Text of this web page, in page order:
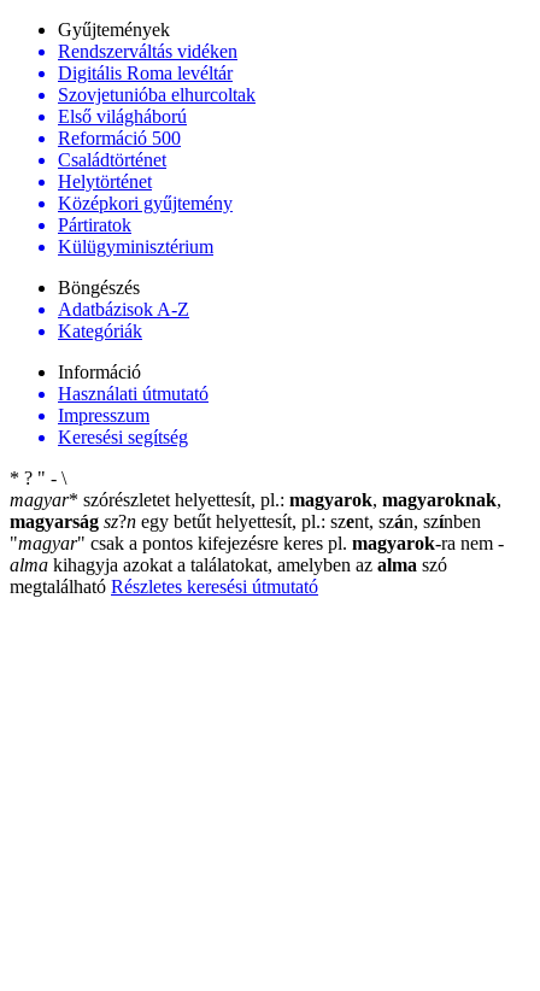
Gyűjtemények
Rendszerváltás vidéken
Digitális Roma levéltár
Szovjetunióba elhurcoltak
Első világháború
Reformáció 500
Családtörténet
Helytörténet
Középkori gyűjtemény
Pártiratok
Külügyminisztérium
Böngészés
Adatbázisok A-Z
Kategóriák
Információ
Használati útmutató
Impresszum
Keresési segítség
* ? " - \
magyar* szórészletet helyettesít, pl.: magyarok, magyaroknak,
magyarság sz?n egy betűt helyettesít, pl.: szent, szán, színben
"magyar" csak a pontos kifejezésre keres pl. magyarok-ra nem -
alma kihagyja azokat a találatokat, amelyben az alma szó
megtalálható Részletes keresési útmutató